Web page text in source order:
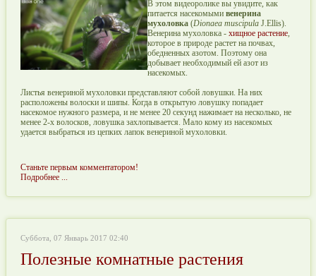
В этом видеоролике вы увидите, как
питается насекомыми венерина
мухоловка(Dionaea muscipulaJ.Ellis).
Венерина мухоловка - хищное растение,
которое в природе растет на почвах,
обедненных азотом. Поэтому она
добывает необходимый ей азот из
насекомых.
Листья венериной мухоловки представляют собой ловушки. На них
расположены волоски и шипы. Когда в открытую ловушку попадает
насекомое нужного размера, и не менее 20 секунд нажимает на несколько, не
менее 2-х волосков, ловушка захлопывается. Мало кому из насекомых
удается выбраться из цепких лапок венериной мухоловки.
Станьте первым комментатором!
Подробнее ...
Суббота, 07 Январь 2017 02:40
Полезные комнатные растения